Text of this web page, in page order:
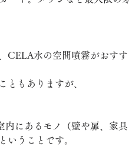
CELA水の空間噴霧がおすす
ともありますが、
にあるモノ（壁や扉、家
いうことです。